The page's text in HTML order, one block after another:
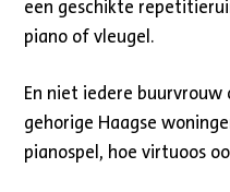
een geschikte
piano of vleugel.
En niet iedere buurvrouw
gehorige Haagse
pianospel, hoe virtuoos